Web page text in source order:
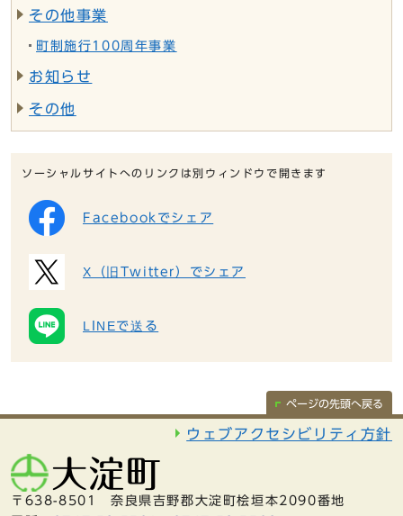
その他事業
町制施行100周年事業
お知らせ
その他
ソーシャルサイトへのリンクは別ウィンドウで開きます
Facebookでシェア
X（旧Twitter）でシェア
LINEで送る
ページの先頭へ戻る
ウェブアクセシビリティ方針
〒638-8501 奈良県吉野郡大淀町桧垣本2090番地